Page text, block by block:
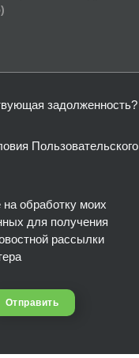
задолженность?
Пользовательского
обработку моих
для получения
рассылки
Отправить